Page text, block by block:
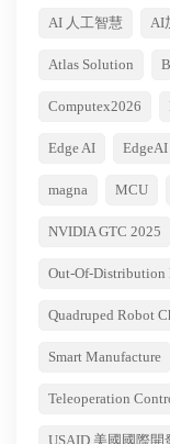
AI 人工智慧 AI
Atlas Solution
Computex2026
Edge AI EdgeAI
magna MCU
NVIDIA GTC 2025
Out-Of-Distribution
Quadruped Robot
Smart Manufacture
Teleoperation
USAID 美國國際開